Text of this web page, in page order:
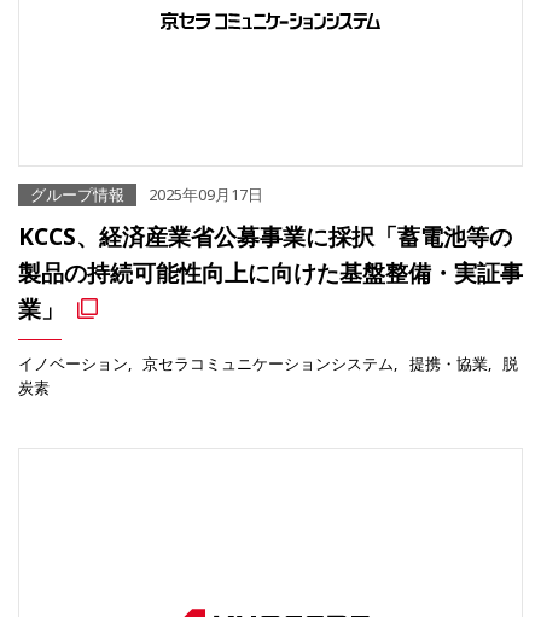
グループ情報 2025年09月17日
KCCS、経済産業省公募事業に採択「蓄電池等の
製品の持続可能性向上に向けた基盤整備・実証事
業」
イノベーション 京セラコミュニケーションシステム 提携・協業
脱
炭素